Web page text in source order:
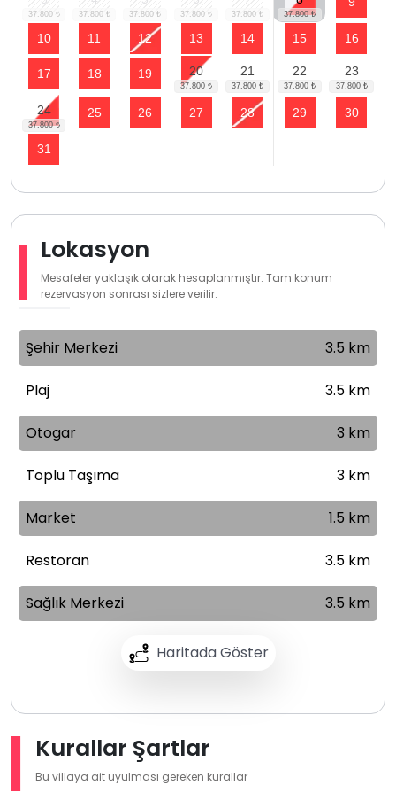
10 11 12 13 14 15 16
17 18 19 20 21 22 23
24 25 26 27 28 29 30
31
Lokasyon
Mesafeler yaklaşık olarak hesaplanmıştır. Tam konum
rezervasyon sonrası sizlere verilir.
Haritada Göster
Şehir Merkezi 3.5 km
Plaj 3.5 km
Otogar 3 km
Toplu Taşıma 3 km
Market 1.5 km
Restoran 3.5 km
Sağlık Merkezi 3.5 km
Kurallar Şartlar
Bu villaya ait uyulması gereken kurallar